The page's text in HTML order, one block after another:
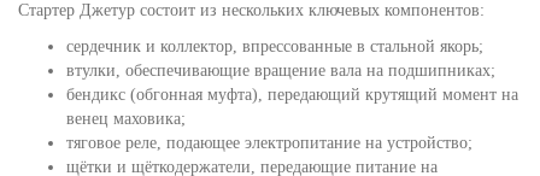
Стартер Джетур состоит из нескольких ключевых компонентов:
сердечник и коллектор, впрессованные в стальной якорь;
втулки, обеспечивающие вращение вала на подшипниках;
бендикс (обгонная муфта), передающий крутящий момент на
венец маховика;
тяговое реле, подающее электропитание на устройство;
щётки и щёткодержатели, передающие питание на